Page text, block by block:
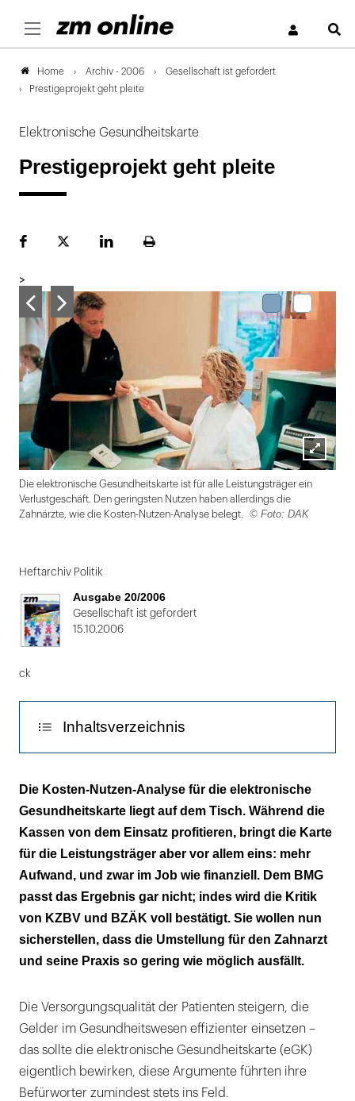
Home Archiv - 2006
Gesellschaft ist gefordert
Prestigeprojekt geht pleite
Elektronische Gesundheitskarte
Prestigeprojekt geht pleite
FacebookPlattformLinekdInSeite
>
Lightbox
öffnen
Die elektronische Gesundheitskarte ist für alle Leistungsträger ein
Verlustgeschäft. Den geringsten Nutzen haben allerdings die
Zahnärzte, wie die Kosten-Nutzen-Analyse belegt.
© Foto: DAK
1
von
2
Heftarchiv Politik
Ausgabe 20/2006
Gesellschaft ist gefordert
15.10.2006
ck
Inhaltsverzeichnis
Außer Spesen nichts gewesen
Konzept steht und fällt mit den
Leistungsträgern
Die Kosten-Nutzen-Analyse für die elektronische
Gesundheitskarte liegt auf dem Tisch. Während die
Kassen von dem Einsatz profitieren, bringt die Karte
für die Leistungsträger aber vor allem eins: mehr
Aufwand, und zwar im Job wie finanziell. Dem BMG
passt das Ergebnis gar nicht; indes wird die Kritik
von KZBV und BZÄK voll bestätigt. Sie wollen nun
sicherstellen, dass die Umstellung für den Zahnarzt
und seine Praxis so gering wie möglich ausfällt.
Die Versorgungsqualität der Patienten steigern, die
Gelder im Gesundheitswesen effizienter einsetzen –
das sollte die elektronische Gesundheitskarte (eGK)
eigentlich bewirken, diese Argumente führten ihre
Befürworter zumindest stets ins Feld.